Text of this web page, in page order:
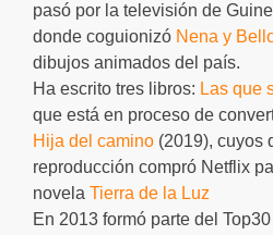
pasó por la televisión de
donde coguionizó Nena y
dibujos animados del país.
Ha escrito tres libros: Las que
que está en proceso de
Hija del camino (2019), cuyos
reproducción compró Netflix
novela Tierra de la Luz
En 2013 formó parte del